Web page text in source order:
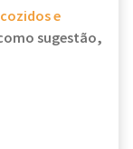
cozidos e
sugestão,